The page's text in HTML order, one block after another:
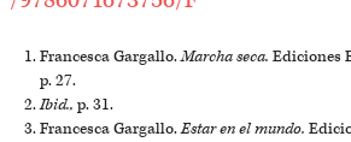
Francesca Gargallo.Marcha seca. Ediciones
p. 27.
Ibid., p. 31.
Francesca Gargallo.Estar en el mundo.